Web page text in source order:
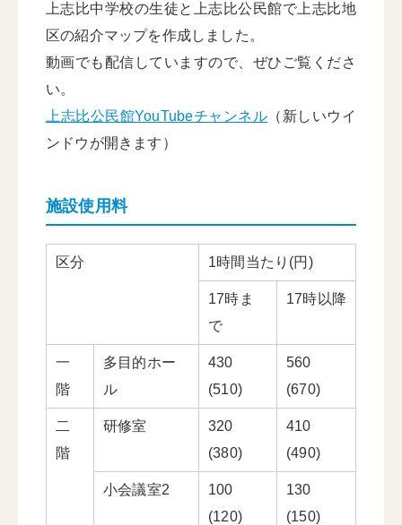
上志比中学校の生徒と上志比公民館で上志比地
区の紹介マップを作成しました。
動画でも配信していますので、ぜひご覧くださ
い。
上志比公民館YouTubeチャンネル （新しいウイ
ンドウが開きます）
施設使用料
区分 1時間当たり(円)
17時ま
で
17時以降
一
階
多目的ホー
ル
430
(510)
560
(670)
二
階
研修室
320
(380)
410
(490)
小会議室2
100
(120)
130
(150)